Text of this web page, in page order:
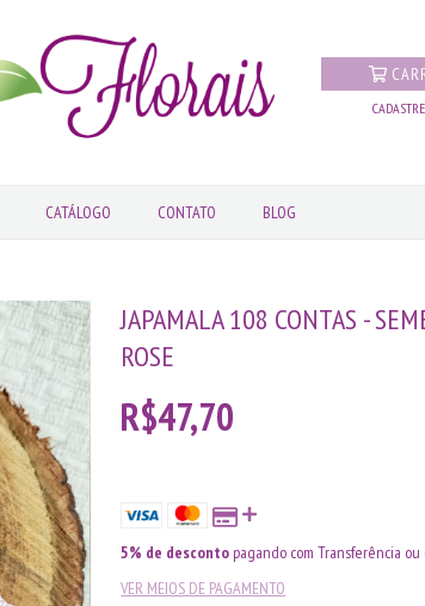
CATÁLOGO CONTATO BLOG
JAPAMALA 108 CONTAS -
ROSE
R$47,70
5% de desconto pagando com Transferência
VER MEIOS DE PAGAMENTO